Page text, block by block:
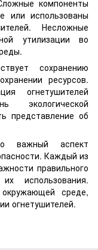
компоненты
или использованы
Несложные
утилизации во
сохранению
ресурсов.
огнетушителей
экологической
представление об
важный аспект
Каждый из
правильного
использования.
среде,
огнетушителей.